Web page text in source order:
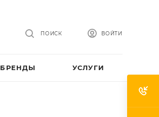
ВОЙТИ
ПОИСК
БРЕНДЫ УСЛУГИ